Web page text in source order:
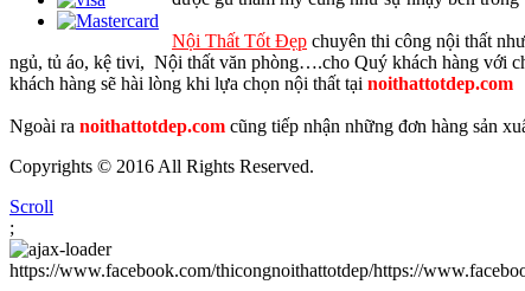
Nội Thất Tốt Đẹp chuyên thi công nội thất
ngủ, tủ áo, kệ tivi, Nội thất văn phòng….cho Quý khách hàng với
khách hàng sẽ hài lòng khi lựa chọn nội thất tại noithattotdep.com
Ngoài ra noithattotdep.com cũng tiếp nhận những đơn hàng sản
Copyrights © 2016 All Rights Reserved.
Scroll
;
https://www.facebook.com/thicongnoithattotdep/https://